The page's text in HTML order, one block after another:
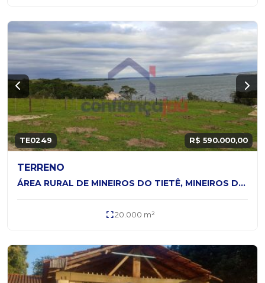
TE0249 R$ 590.000,00
TERRENO
ÁREA RURAL DE MINEIROS DO TIETÊ, MINEIROS DO TIETÊ - SP
20.000 m²